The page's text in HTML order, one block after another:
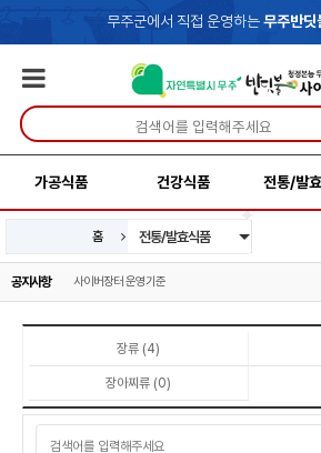
무주군에서 직접 운영하는무주반딧
가공식품 건강식품 전통/발
홈 신선식품
가공식품
건강식품
전통/발효식품
공지사항
사이버장터 운영기준
장류 (4)
장아찌류 (0)